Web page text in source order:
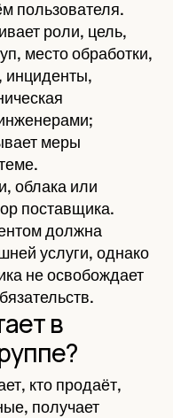
пользователя.
роли, цель,
место обработки,
инциденты,
меры
облака или
поставщика.
должна
услуги, однако
не освобождает
в
кто продаёт,
получает